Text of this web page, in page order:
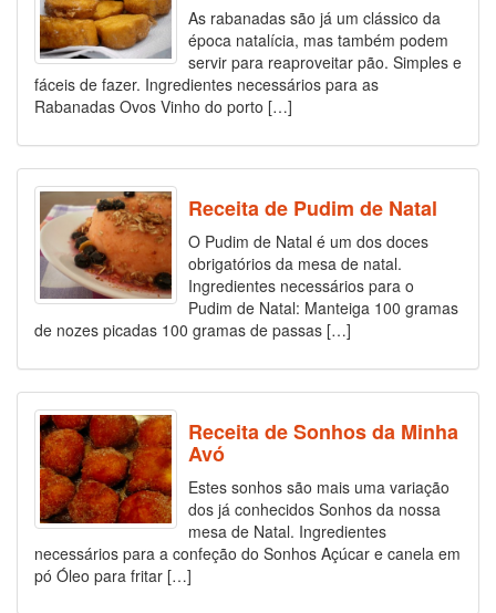
As rabanadas são já um clássico da
época natalícia, mas também podem
servir para reaproveitar pão. Simples e
fáceis de fazer. Ingredientes necessários para as
Rabanadas Ovos Vinho do porto […]
Receita de Pudim de Natal
O Pudim de Natal é um dos doces
obrigatórios da mesa de natal.
Ingredientes necessários para o
Pudim de Natal: Manteiga 100 gramas
de nozes picadas 100 gramas de passas […]
Receita de Sonhos da Minha
Avó
Estes sonhos são mais uma variação
dos já conhecidos Sonhos da nossa
mesa de Natal. Ingredientes
necessários para a confeção do Sonhos Açúcar e canela em
pó Óleo para fritar […]